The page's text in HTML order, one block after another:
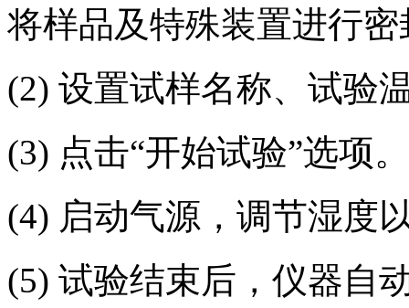
将样品及特殊装置进行
(2) 设置试样名称、试验
(3) 点击“开始试验”选项。
(4) 启动气源，调节湿度
(5) 试验结束后，仪器自